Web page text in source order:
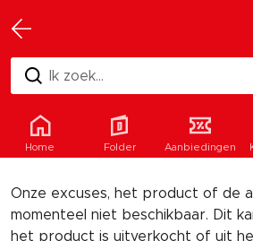
Ik zoek...
Helaas
Onze excuses, het product of de
momenteel niet beschikbaar. Dit
het product is uitverkocht of uit
Home Folder Aanbiedingen